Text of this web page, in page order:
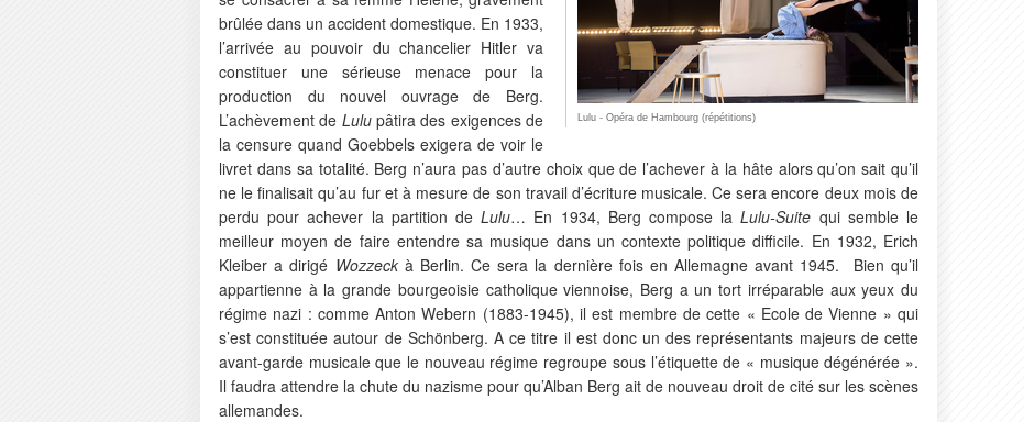
Lulu - Opéra de Hambourg (répétitions)
brûlée dans un accident domestique. En 1933,
l’arrivée au pouvoir du chancelier Hitler va
constituer une sérieuse menace pour la
production du nouvel ouvrage de Berg.
L’achèvement de Lulupâtira des exigences de
la censure quand Goebbels exigera de voir le
livret dans sa totalité. Berg n’aura pas d’autre choix que de l’achever à la hâte alors qu’on sait qu’il
ne le finalisait qu’au fur et à mesure de son travail d’écriture musicale. Ce sera encore deux mois de
perdu pour achever la partition deLulu… En 1934, Berg compose laLulu-Suite qui semble le
meilleur moyen de faire entendre sa musique dans un contexte politique difficile. En 1932, Erich
Kleiber a dirigé Wozzeckà Berlin. Ce sera la dernière fois en Allemagne avant 1945. Bien qu’il
appartienne à la grande bourgeoisie catholique viennoise, Berg a un tort irréparable aux yeux du
régime nazi : comme Anton Webern (1883-1945), il est membre de cette « Ecole de Vienne » qui
s’est constituée autour de Schönberg. A ce titre il est donc un des représentants majeurs de cette
avant-garde musicale que le nouveau régime regroupe sous l’étiquette de « musique dégénérée ».
Il faudra attendre la chute du nazisme pour qu’Alban Berg ait de nouveau droit de cité sur les scènes
allemandes.